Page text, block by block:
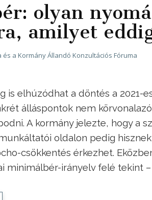
olyan
amilyet
a Kormány Állandó Konzultációs Fóruma
is elhúzódhat a döntés a
álláspontok nem
A kormány jelezte, hogy a
oldalon pedig
csökkentés érkezhet.
minimálbér-irányelv felé tekint –